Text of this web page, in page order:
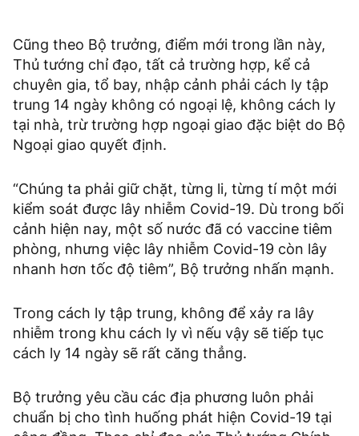
Cũng theo Bộ trưởng, điểm mới trong lần này,
Thủ tướng chỉ đạo, tất cả trường hợp, kể cả
chuyên gia, tổ bay, nhập cảnh phải cách ly tập
trung 14 ngày không có ngoại lệ, không cách ly
tại nhà, trừ trường hợp ngoại giao đặc biệt do Bộ
Ngoại giao quyết định.
“Chúng ta phải giữ chặt, từng li, từng tí một mới
kiểm soát được lây nhiễm Covid-19. Dù trong bối
cảnh hiện nay, một số nước đã có vaccine tiêm
phòng, nhưng việc lây nhiễm Covid-19 còn lây
nhanh hơn tốc độ tiêm”, Bộ trưởng nhấn mạnh.
Trong cách ly tập trung, không để xảy ra lây
nhiễm trong khu cách ly vì nếu vậy sẽ tiếp tục
cách ly 14 ngày sẽ rất căng thẳng.
Bộ trưởng yêu cầu các địa phương luôn phải
chuẩn bị cho tình huống phát hiện Covid-19 tại